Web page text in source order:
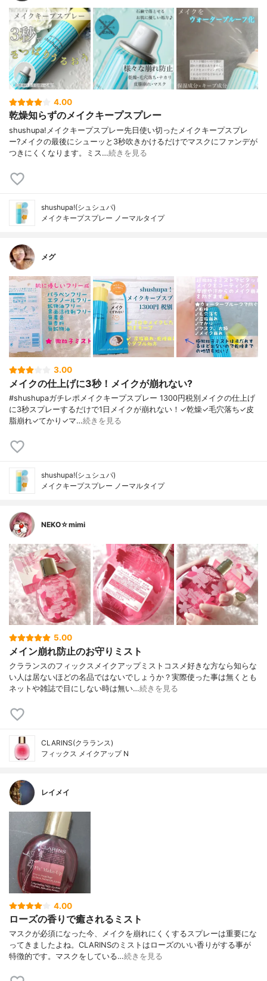
4.00
乾燥知らずのメイクキープスプレー
shushupa!メイクキープスプレー先日使い切ったメイクキープスプレ
ー?メイクの最後にシューッと3秒吹きかけるだけでマスクにファンデが
つきにくくなります。ミス…続きを見る
shushupa!(シュシュパ)
メイクキープスプレー ノーマルタイプ
メグ
3.00
メイクの仕上げに3秒！メイクが崩れない?
#shushupaガチレポメイクキープスプレー 1300円税別メイクの仕上げ
に3秒スプレーするだけで1日メイクが崩れない！✓乾燥✓毛穴落ち✓皮
脂崩れ✓てかり✓マ…続きを見る
shushupa!(シュシュパ)
メイクキープスプレー ノーマルタイプ
NEKO☆mimi
5.00
メイン崩れ防止のお守りミスト
クラランスのフィックスメイクアップミストコスメ好きな方なら知らな
い人は居ないほどの名品ではないでしょうか？実際使った事は無くとも
ネットや雑誌で目にしない時は無い…続きを見る
CLARINS(クラランス)
フィックス メイクアップ N
レイメイ
4.00
ローズの香りで癒されるミスト
マスクが必須になった今、メイクを崩れにくくするスプレーは重要にな
ってきましたよね。CLARINSのミストはローズのいい香りがする事が
特徴的です。マスクをしている…続きを見る